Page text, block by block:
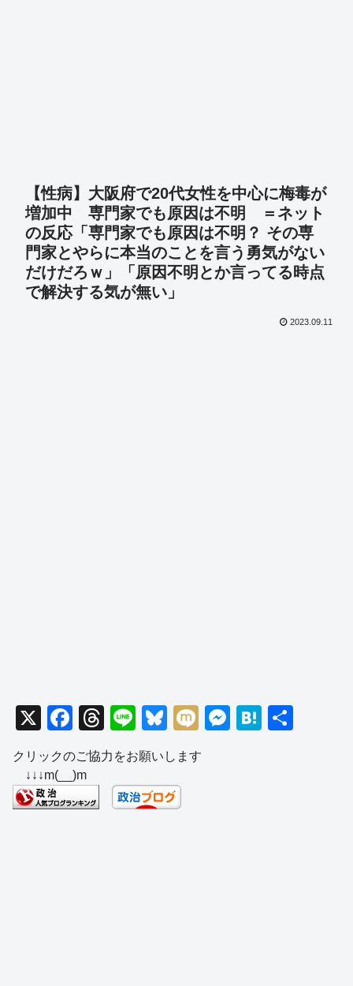
【性病】大阪府で20代女性を中心に梅毒が
増加中 専門家でも原因は不明 ＝ネット
の反応「専門家でも原因は不明？ その専
門家とやらに本当のことを言う勇気がない
だけだろｗ」「原因不明とか言ってる時点
で解決する気が無い」
2023.09.11
X
F
c
e
b
T
hr
e
a
d
Li
n
e
Bl
u
e
sk
y
M
M
H
クリックのご協力をお願いします
↓↓↓m(__)m